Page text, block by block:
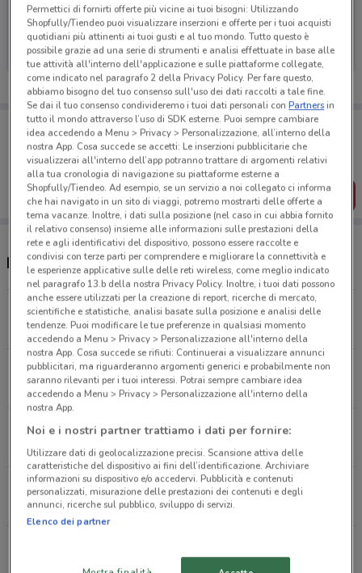
Ci dispiace, al momento non abbiamo pubblicato
volantini nella tua zona. Riprova più tardi.
Porta DoveConviene sempre con te!
Puoi trovare le migliori offerte dei negozi vicino a te,
salvarle e creare la tua lista del risparmio, comodamente
dal tuo cellulare.
SCARICA L’APP
Negozi Peg Perego a Gallarate
Via Milano, 135 Gallarate
2.2 km
Viale Milano 153 Gallarate
2.4 km
Via Tognasca 1 Gallarate
2.8 km
Corso Italia 30/D Busto Arsizio
6 km
6.2 km
Permettici di fornirti offerte più vicine ai tuoi bisogni: Utilizzando
Shopfully/Tiendeo puoi visualizzare inserzioni e offerte per i tuoi acquisti
quotidiani più attinenti ai tuoi gusti e al tuo mondo. Tutto questo è
possibile grazie ad una serie di strumenti e analisi effettuate in base alle
tue attività all'interno dell'applicazione e sulle piattaforme collegate,
come indicato nel paragrafo 2 della Privacy Policy. Per fare questo,
abbiamo bisogno del tuo consenso sull'uso dei dati raccolti a tale fine.
Se dai il tuo consenso condivideremo i tuoi dati personali conPartnersin
tutto il mondo attraverso l’uso di SDK esterne. Puoi sempre cambiare
idea accedendo a Menu > Privacy > Personalizzazione, all’interno della
nostra App. Cosa succede se accetti: Le inserzioni pubblicitarie che
visualizzerai all'interno dell’app potranno trattare di argomenti relativi
alla tua cronologia di navigazione su piattaforme esterne a
Shopfully/Tiendeo. Ad esempio, se un servizio a noi collegato ci informa
che hai navigato in un sito di viaggi, potremo mostrarti delle offerte a
tema vacanze. Inoltre, i dati sulla posizione (nel caso in cui abbia fornito
il relativo consenso) insieme alle informazioni sulle prestazioni della
rete e agli identificativi del dispositivo, possono essere raccolte e
condivisi con terze parti per comprendere e migliorare la connettività e
le esperienze applicative sulle delle reti wireless, come meglio indicato
nel paragrafo 13.b della nostra Privacy Policy. Inoltre, i tuoi dati possono
anche essere utilizzati per la creazione di report, ricerche di mercato,
scientifiche e statistiche, analisi basate sulla posizione e analisi delle
tendenze. Puoi modificare le tue preferenze in qualsiasi momento
accedendo a Menu > Privacy > Personalizzazione all'interno della
nostra App. Cosa succede se rifiuti: Continuerai a visualizzare annunci
pubblicitari, ma riguarderanno argomenti generici e probabilmente non
saranno rilevanti per i tuoi interessi. Potrai sempre cambiare idea
accedendo a Menu > Privacy > Personalizzazione all'interno della
nostra App.
Noi e i nostri partner trattiamo i dati per fornire:
Utilizzare dati di geolocalizzazione precisi. Scansione attiva delle
caratteristiche del dispositivo ai fini dell’identificazione. Archiviare
informazioni su dispositivo e/o accedervi. Pubblicità e contenuti
personalizzati, misurazione delle prestazioni dei contenuti e degli
annunci, ricerche sul pubblico, sviluppo di servizi.
Elenco dei partner